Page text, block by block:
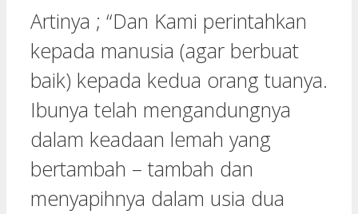
Artinya ; “Dan Kami perintahkan
kepada manusia (agar berbuat
baik) kepada kedua orang tuanya.
Ibunya telah mengandungnya
dalam keadaan lemah yang
bertambah – tambah dan
menyapihnya dalam usia dua